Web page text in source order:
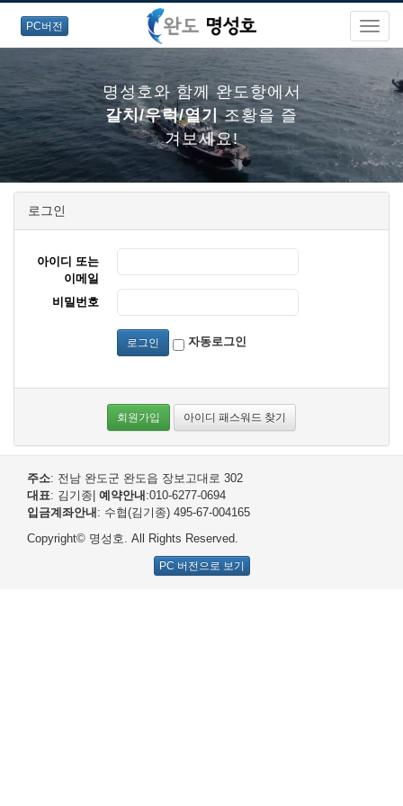
PC버전
명성호와 함께 완도항에서
갈치/우럭/열기조황을 즐
겨보세요!
명성호와 함께 완도항에서
갈치/우럭/열기조황을 즐
겨보세요!
명성호와 함께 완도항에서
갈치/우럭/열기조황을 즐
겨보세요!
명성호와 함께 완도항에서
갈치/우럭/열기조황을 즐
겨보세요!
로그인
아이디 또는
이메일
비밀번호
로그인 자동로그인
회원가입 아이디 패스워드 찾기
주소: 전남 완도군 완도읍 장보고대로 302
대표: 김기종 예약안내 :010-6277-0694
입금계좌안내 : 수협(김기종) 495-67-004165
Copyright© 명성호. All Rights Reserved.
PC 버전으로 보기